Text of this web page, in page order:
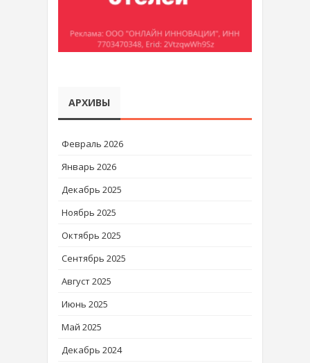
АРХИВЫ
Февраль 2026
Январь 2026
Декабрь 2025
Ноябрь 2025
Октябрь 2025
Сентябрь 2025
Август 2025
Июнь 2025
Май 2025
Декабрь 2024